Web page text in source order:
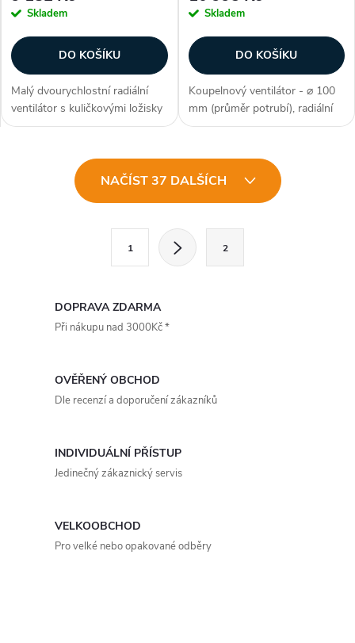
Skladem
DO KOŠÍKU
Malý dvourychlostní radiální
ventilátor s kuličkovými ložisky
a zpětnou klapkou. Úsporný
do koupelny a na WC. Vybaven
filtrem a tlumičem hluku....
Skladem
DO KOŠÍKU
Koupelnový ventilátor - ⌀ 100
mm (průměr potrubí), radiální
konstrukce, průtok až 160
W, režimy (odvětrávání,
odvlhčování), motorizovaná
NAČÍST 37 DALŠÍCH
1 2
DOPRAVA ZDARMA
Při nákupu nad 3000Kč *
OVĚŘENÝ OBCHOD
Dle recenzí a doporučení zákazníků
INDIVIDUÁLNÍ PŘÍSTUP
Jedinečný zákaznický servis
VELKOOBCHOD
Pro velké nebo opakované odběry